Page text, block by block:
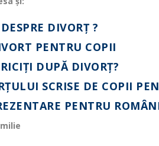
DIVORȚ ?
PENTRU COPII
DUPĂ DIVORŢ?
SCRISE DE COPII
PENTRU